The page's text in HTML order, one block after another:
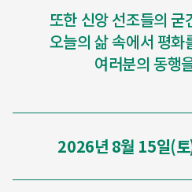
또한 신앙 선조들의 굳
오늘의 삶 속에서 평화
여러분의 동행
2026년 8월 15일(